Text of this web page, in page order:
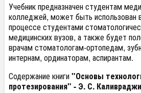
Учебник предназначен студентам
колледжей, может быть использован
процессе студентами
медицинских вузов, а также будет
врачам стоматологам-ортопедам,
интернам, ординаторам, аспирантам.
Содержание книги"Основы
протезирования" - Э. С.